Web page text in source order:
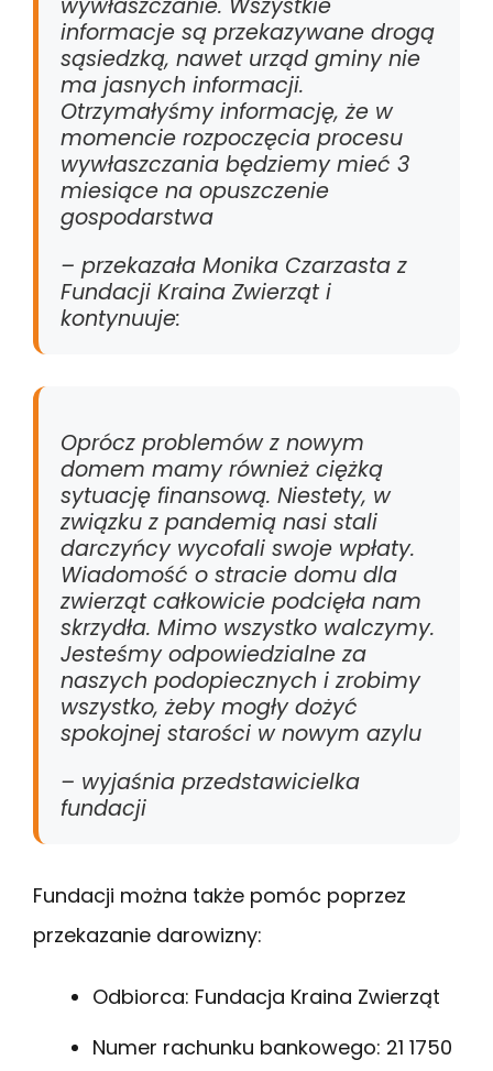
wywłaszczanie. Wszystkie
informacje są przekazywane drogą
sąsiedzką, nawet urząd gminy nie
ma jasnych informacji.
Otrzymałyśmy informację, że w
momencie rozpoczęcia procesu
wywłaszczania będziemy mieć 3
miesiące na opuszczenie
gospodarstwa
– przekazała Monika Czarzasta z
Fundacji Kraina Zwierząt i
kontynuuje:
Oprócz problemów z nowym
domem mamy również ciężką
sytuację finansową. Niestety, w
związku z pandemią nasi stali
darczyńcy wycofali swoje wpłaty.
Wiadomość o stracie domu dla
zwierząt całkowicie podcięła nam
skrzydła. Mimo wszystko walczymy.
Jesteśmy odpowiedzialne za
naszych podopiecznych i zrobimy
wszystko, żeby mogły dożyć
spokojnej starości w nowym azylu
– wyjaśnia przedstawicielka
fundacji
Fundacji można także pomóc poprzez
przekazanie darowizny:
Odbiorca: Fundacja Kraina Zwierząt
Numer rachunku bankowego: 21 1750